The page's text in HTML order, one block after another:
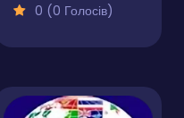
0 (0 Голосів)